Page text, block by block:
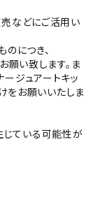
売などにご活用い
につき、
い致します。ま
ジュアートキッ
をお願いいたしま
ている可能性が